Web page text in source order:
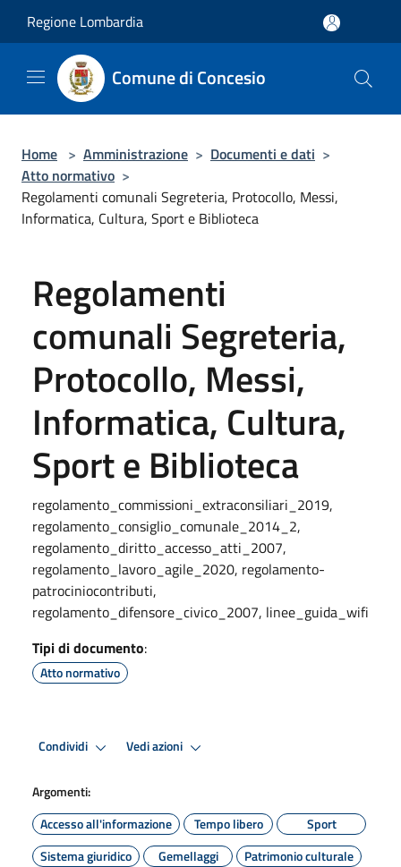
Regione Lombardia
Comune di Concesio
Home > Amministrazione > Documenti e dati >
Atto normativo >
Regolamenti comunali Segreteria, Protocollo, Messi,
Informatica, Cultura, Sport e Biblioteca
Regolamenti
comunali Segreteria,
Protocollo, Messi,
Informatica, Cultura,
Sport e Biblioteca
regolamento_commissioni_extraconsiliari_2019,
regolamento_consiglio_comunale_2014_2,
regolamento_diritto_accesso_atti_2007,
regolamento_lavoro_agile_2020, regolamento-
patrociniocontributi,
regolamento_difensore_civico_2007, linee_guida_wifi
Tipi di documento:
Atto normativo
Condividi Vedi azioni
Argomenti:
Accesso all'informazione
Tempo libero
Sport
Sistema giuridico
Gemellaggi Patrimonio culturale